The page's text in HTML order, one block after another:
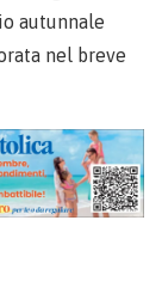
autunnale
nel breve